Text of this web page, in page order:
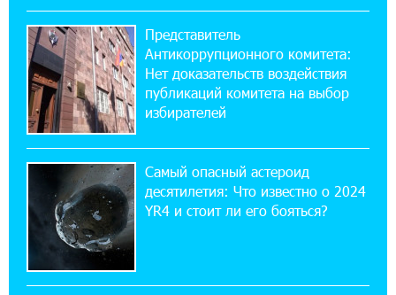
решение
14:44:13 29-07-2026
Состоялось открытие Khachaturian Rooftop
при поддержке IDBank
Пашинян ты упустил свой шанс уйти
спокойно. Аршак Карапетян
12:04:53 28-07-2026
Обновленный Центр продаж и обслуживания
в Арарате
Представитель
Антикоррупционного комитета:
Нет доказательств воздействия
публикаций комитета на выбор
избирателей
Самый опасный астероид
десятилетия: Что известно о 2024
YR4 и стоит ли его бояться?